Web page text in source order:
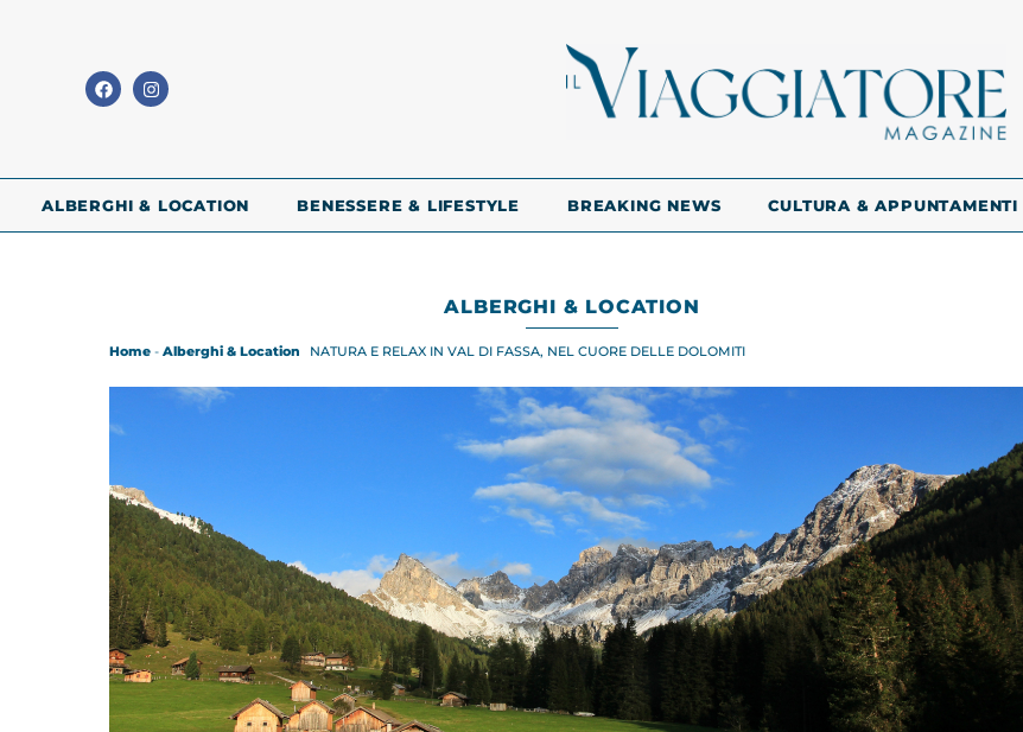
ALBERGHI & LOCATION BENESSERE & LIFESTYLE BREAKING NEWS CULTURA & APPUNTAMENTI
ALBERGHI & LOCATION
Home - Alberghi & Location NATURA E RELAX IN VAL DI FASSA, NEL CUORE DELLE DOLOMITI